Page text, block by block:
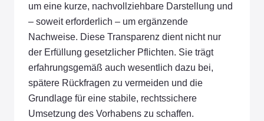
um eine kurze, nachvollziehbare Darstellung und
– soweit erforderlich – um ergänzende
Nachweise. Diese Transparenz dient nicht nur
der Erfüllung gesetzlicher Pflichten. Sie trägt
erfahrungsgemäß auch wesentlich dazu bei,
spätere Rückfragen zu vermeiden und die
Grundlage für eine stabile, rechtssichere
Umsetzung des Vorhabens zu schaffen.